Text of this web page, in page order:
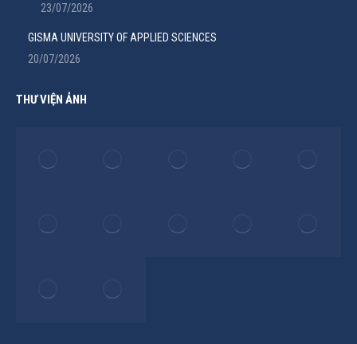
23/07/2026
GISMA UNIVERSITY OF APPLIED SCIENCES
20/07/2026
THƯ VIỆN ẢNH